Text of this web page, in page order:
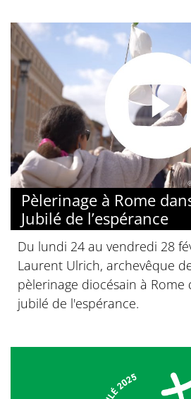
Pèlerinage à Rome
Jubilé de l’espérance
Du lundi 24 au vendredi 28
Laurent Ulrich, archevêque
pèlerinage diocésain à Rome
jubilé de l'espérance.